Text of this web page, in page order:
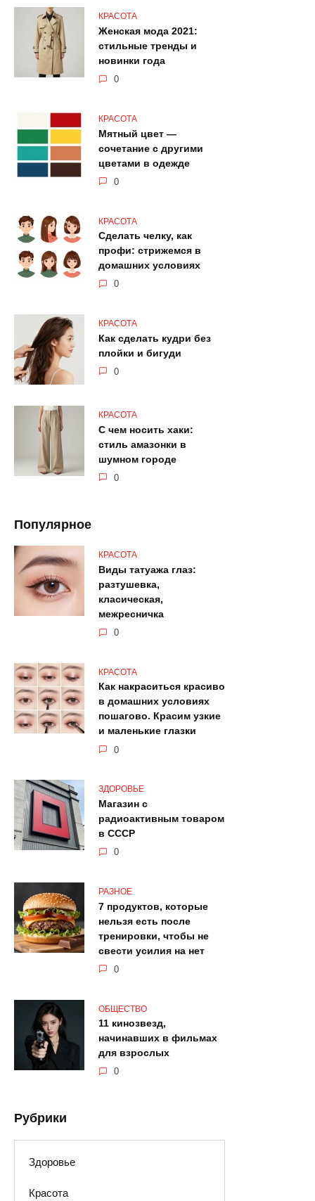
КРАСОТА
Женская мода 2021:
стильные тренды и
новинки года
0
КРАСОТА
Мятный цвет —
сочетание с другими
цветами в одежде
0
КРАСОТА
Сделать челку, как
профи: стрижемся в
домашних условиях
0
КРАСОТА
Как сделать кудри без
плойки и бигуди
0
КРАСОТА
С чем носить хаки:
стиль амазонки в
шумном городе
0
Популярное
КРАСОТА
Виды татуажа глаз:
разтушевка,
класическая,
межресничка
0
КРАСОТА
Как накраситься красиво
в домашних условиях
пошагово. Красим узкие
и маленькие глазки
0
ЗДОРОВЬЕ
Магазин с
радиоактивным товаром
в СССР
0
РАЗНОЕ
7 продуктов, которые
нельзя есть после
тренировки, чтобы не
свести усилия на нет
0
ОБЩЕСТВО
11 кинозвезд,
начинавших в фильмах
для взрослых
0
Рубрики
Здоровье
Красота